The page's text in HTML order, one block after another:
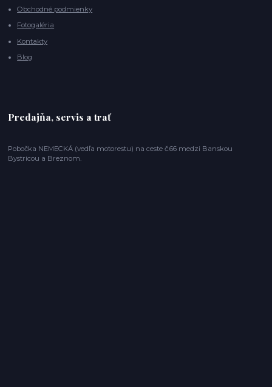
Obchodné podmienky
Fotogaléria
Kontakty
Blog
Predajňa, servis a trať
Pobočka NEMECKÁ (vedľa motorestu) na ceste č.66 medzi Banskou
Bystricou a Breznom.